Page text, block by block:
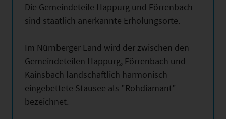
Die Gemeindeteile Happurg und Förrenbach
sind staatlich anerkannte Erholungsorte.
Im Nürnberger Land wird der zwischen den
Gemeindeteilen Happurg, Förrenbach und
Kainsbach landschaftlich harmonisch
eingebettete Stausee als "Rohdiamant"
bezeichnet.